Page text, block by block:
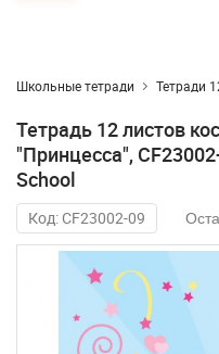
Школьные тетради Тетради
Тетрадь 12 листов
"Принцесса",
School
Код: CF23002-09